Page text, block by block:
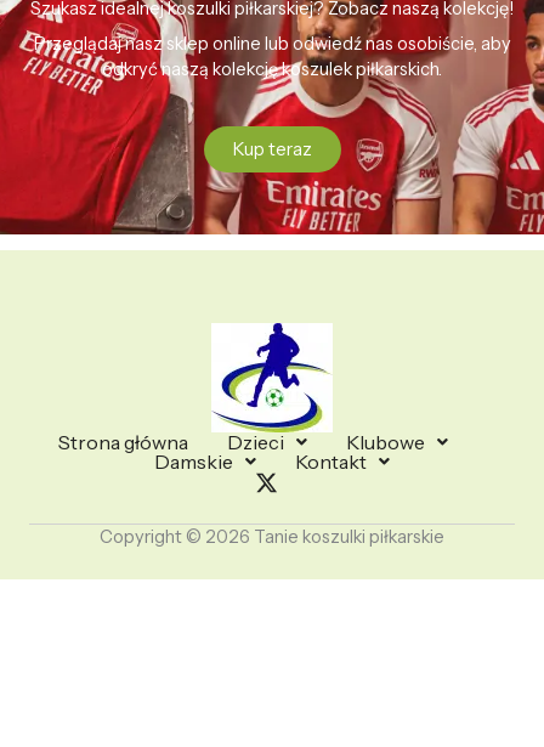
Szukasz idealnej koszulki piłkarskiej? Zobacz naszą kolekcję!
Przeglądaj nasz sklep online lub odwiedź nas osobiście, aby
odkryć naszą kolekcję koszulek piłkarskich.
Kup teraz
Strona główna Dzieci
Klubowe
Damskie
Kontakt
Copyright © 2026 Tanie koszulki piłkarskie